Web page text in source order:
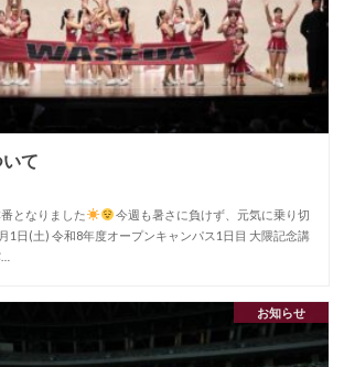
て
となりました
今週も暑さに負けず、元気に乗り切
1日(土) 令和8年度オープンキャンパス1日目 大隈記念講
お知らせ